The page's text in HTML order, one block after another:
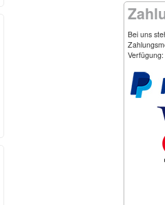
Bei uns
Verfügung: